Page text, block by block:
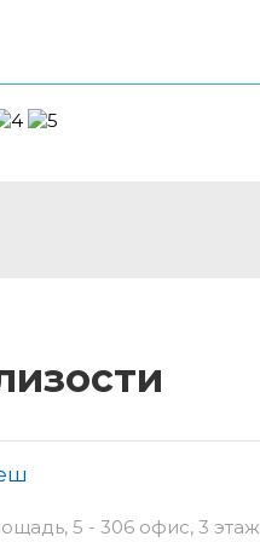
5 - 306 офис, 3 этаж